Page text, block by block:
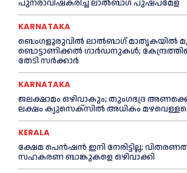
പുനരാവിഷ്‌കരിച്ച് ലാൽബാഗ് പുഷ്പമേള
KARNATAKA
ബെംഗളൂരുവിൽ ലാൽബാഗ് മാതൃകയിൽ
ബൊട്ടാണിക്കൽ ഗാർഡനുകൾ;
തേടി സർക്കാർ
KARNATAKA
ജലക്ഷാമം ഒഴിവാകും; തുംഗഭദ്ര
ലക്ഷം ക്യുസെക്സില്‍ അധികം
KERALA
ക്ഷേമ പെൻഷൻ ഇനി നേരിട്ടില്ല;
സഹകരണ ബാങ്കുകളെ ഒഴിവാക്കി